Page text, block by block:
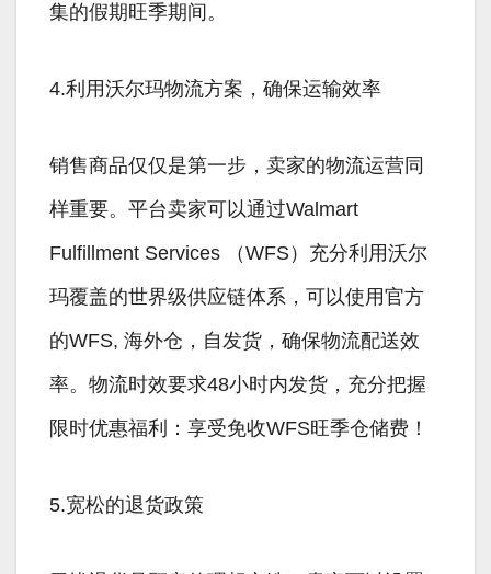
集的假期旺季期间。
4.利用沃尔玛物流方案，确保运输效率
销售商品仅仅是第一步，卖家的物流运营同
样重要。平台卖家可以通过Walmart
Fulfillment Services （WFS）充分利用沃尔
玛覆盖的世界级供应链体系，可以使用官方
的WFS, 海外仓，自发货，确保物流配送效
率。物流时效要求48小时内发货，充分把握
限时优惠福利：享受免收WFS旺季仓储费！
5.宽松的退货政策